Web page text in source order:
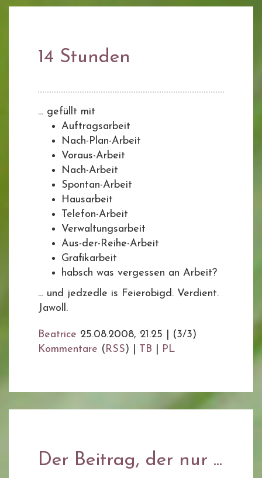
14 Stunden
... gefüllt mit
Auftragsarbeit
Nach-Plan-Arbeit
Voraus-Arbeit
Nach-Arbeit
Spontan-Arbeit
Hausarbeit
Telefon-Arbeit
Verwaltungsarbeit
Aus-der-Reihe-Arbeit
Grafikarbeit
habsch was vergessen an Arbeit?
... und jedzedle is Feierobigd. Verdient.
Jawoll.
Beatrice 25.08.2008, 21.25
(3/3)
Kommentare (RSS) | TB PL
Der Beitrag, der nur ...